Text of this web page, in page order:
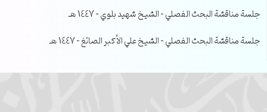
جلسة مناقشة البحث الفصلي – الشيخ شهيد بلوي – 1447 هـ
جلسة مناقشة البحث الفصلي – الشيخ علي الأكبر الصائغ – 1447 هـ